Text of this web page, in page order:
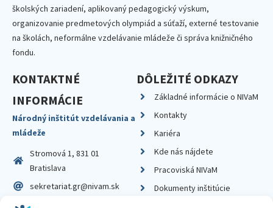
školských zariadení, aplikovaný pedagogický výskum,
organizovanie predmetových olympiád a súťaží, externé testovanie
na školách, neformálne vzdelávanie mládeže či správa knižničného
fondu.
KONTAKTNÉ
INFORMÁCIE
Národný inštitút vzdelávania a
mládeže
Stromová 1, 831 01
Bratislava
sekretariat.gr@nivam.sk
IČO: 00164348
DÔLEŽITÉ ODKAZY
Základné informácie o NIVaM
Kontakty
Kariéra
Kde nás nájdete
Pracoviská NIVaM
Dokumenty inštitúcie